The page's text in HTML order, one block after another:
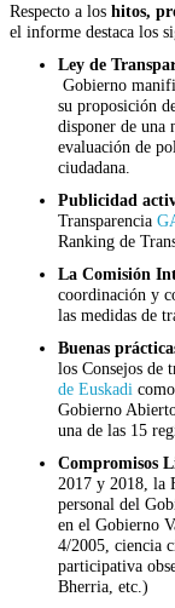
Respecto a los hitos,
el informe destaca los
Ley de
Gobierno
su proposición
disponer de una
evaluación de
ciudadana.
Publicidad
Transparencia
Ranking de
La Comisión
coordinación y
las medidas de
Buenas
los Consejos de
de Euskadi
Gobierno
una de las 15
Compromisos
2017 y 2018, la
personal del
en el Gobierno
4/2005, ciencia
participativa
Bherria, etc.)